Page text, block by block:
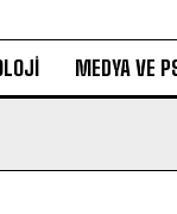
MEDYA VE